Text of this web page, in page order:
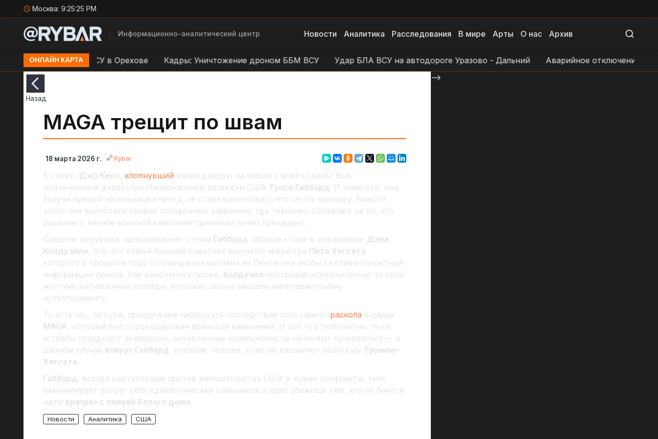
Москва: 9:25:25 PM
Информационно-аналитический центр Новости Аналитика Расследования В мире Арты О нас Архив
ОНЛАЙН КАРТА
по переправе ВСУ в Орехове Кадры: Уничтожение дроном ББМ ВСУ Удар БЛА ВСУ на автодороге Уразово - Дальний Аварийное отключение
Назад
MAGA трещит по швам
18 марта 2026 г. Rybar
К слову, Джо Кент, хлопнувший вчера дверью на глазах у всей страны, был
подчиненным директора Национальной разведки США Тулси Габбард. И заметьте, она,
будучи прямой начальницей Кента, не стала критиковать его за эту выходку. Вместо
этого она выпустила крайне осторожное заявление, где технично сослалась на то, что
решение о начале военной кампании принимал лично президент.
Следите за руками: одновременно с этим Габбард забрала к себе в управление Дэна
Колдуэлла. Это тот самый бывший советник военного министра Пита Хегсета,
которого в прошлом году со скандалом выгнали из Пентагона якобы за сливы секретной
информации прессе. Как выяснилось позже, Колдуэлл пострадал исключительно за свои
жесткие антивоенные взгляды, которые сильно мешали милитаристскому
истеблишменту.
То есть мы, по сути, продолжаем наблюдать последствия того самого раскола в рядах
MAGA, который был спровоцирован иранской кампанией. И вот что любопытно: пока
ястребы празднуют эскалацию, антивоенные изоляционисты начинают кучковаться — в
данном случае вокруг Габбард, которая, похоже, тоже не разделяет авантюру Трампа–
Хегсета.
Габбард, всегда выступавшая против вмешательства США в чужие конфликты, тихо
аккумулирует вокруг себя идеологических союзников и дает убежище тем, кто не боится
идти вразрез с линией Белого дома.
Новости Аналитика США
-->